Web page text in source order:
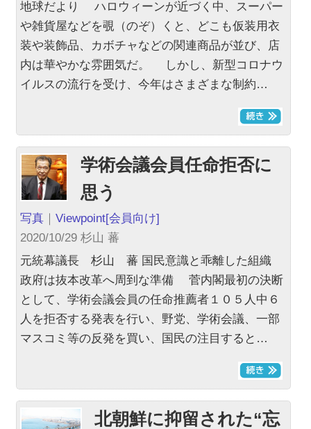
地球だより ハロウィーンが近づく中、スーパー
や雑貨屋などを覗（のぞ）くと、どこも仮装用衣
装や装飾品、カボチャなどの関連商品が並び、店
内は華やかな雰囲気だ。 しかし、新型コロナウ
イルスの流行を受け、今年はさまざまな制約…
学術会議会員任命拒否に
思う
写真 ｜Viewpoint[会員向け]
2020/10/29 杉山 蕃
元統幕議長 杉山 蕃 国民意識と乖離した組織
政府は抜本改革へ周到な準備 菅内閣最初の決断
として、学術会議会員の任命推薦者１０５人中６
人を拒否する発表を行い、野党、学術会議、一部
マスコミ等の反発を買い、国民の注目すると…
北朝鮮に抑留された“忘